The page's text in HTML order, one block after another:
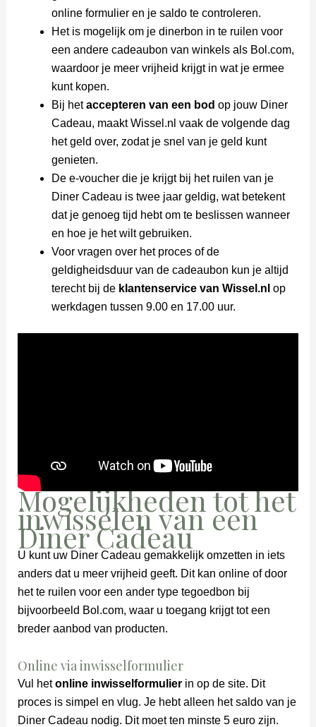
online formulier en je saldo te controleren.
Het is mogelijk om je dinerbon in te ruilen voor
een andere cadeaubon van winkels als Bol.com,
waardoor je meer vrijheid krijgt in wat je ermee
kunt kopen.
Bij hetaccepteren van een bod op jouw Diner
Cadeau, maakt Wissel.nl vaak de volgende dag
het geld over, zodat je snel van je geld kunt
genieten.
De e-voucher die je krijgt bij het ruilen van je
Diner Cadeau is twee jaar geldig, wat betekent
dat je genoeg tijd hebt om te beslissen wanneer
en hoe je het wilt gebruiken.
Voor vragen over het proces of de
geldigheidsduur van de cadeaubon kun je altijd
terecht bij de klantenservice van Wissel.nl op
werkdagen tussen 9.00 en 17.00 uur.
Mogelijkheden tot het
inwisselen van een
Diner Cadeau
U kunt uw Diner Cadeau gemakkelijk omzetten in iets
anders dat u meer vrijheid geeft. Dit kan online of door
het te ruilen voor een ander type tegoedbon bij
bijvoorbeeld Bol.com, waar u toegang krijgt tot een
breder aanbod van producten.
Online via inwisselformulier
Vul hetonline inwisselformulierin op de site. Dit
proces is simpel en vlug. Je hebt alleen het saldo van je
Diner Cadeau nodig. Dit moet ten minste 5 euro zijn.